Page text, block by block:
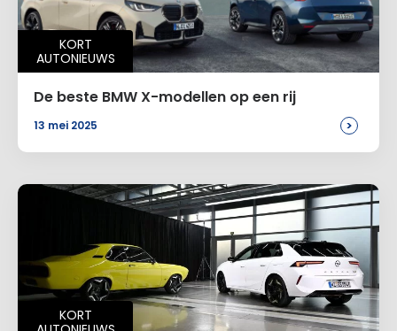
KORT
AUTONIEUWS
De beste BMW X-modellen op een rij
13 mei 2025 >
KORT